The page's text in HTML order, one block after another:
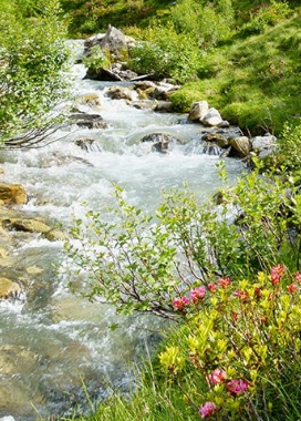
Weinberg setzt Stéphane
Ertragsregulierung, um
Da die Reben seit
werden, dürfen die
und Bio Suisse tragen. Der
Augenzwinkern zu
Eltern verspotteten, als sie
zu gross geraten
dafür jedoch jede Menge
Terroir-Cru.